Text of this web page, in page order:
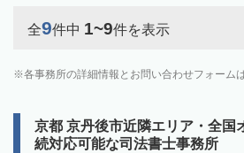
全9件中 1~9件を表示
各事務所の詳細情報とお問い合わせフォーム
京都 京丹後市近隣エリア・全国
続対応可能な司法書士事務所